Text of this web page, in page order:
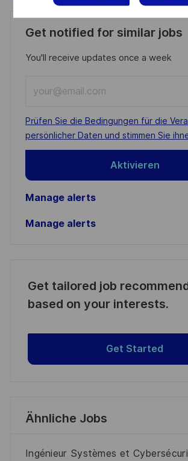
Get notified for similar jobs
You'll receive updates once a week
Email
address
(Required)
Required
Prüfen Sie die Bedingungen für die
persönlicher Daten und stimmen Sie
Aktivieren
Manage alerts
Manage alerts
Get tailored job
based on your interests.
Get Started
Ähnliche Jobs
Ingénieur Systèmes et